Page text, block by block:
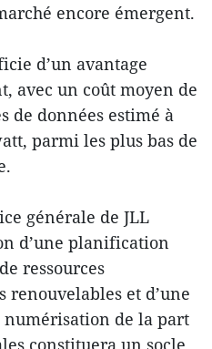
encore émergent.
d’un avantage
avec un coût moyen de
de données estimé à
parmi les plus bas de
générale de JLL
d’une planification
ressources
et d’une
numérisation de la part
constituera un socle